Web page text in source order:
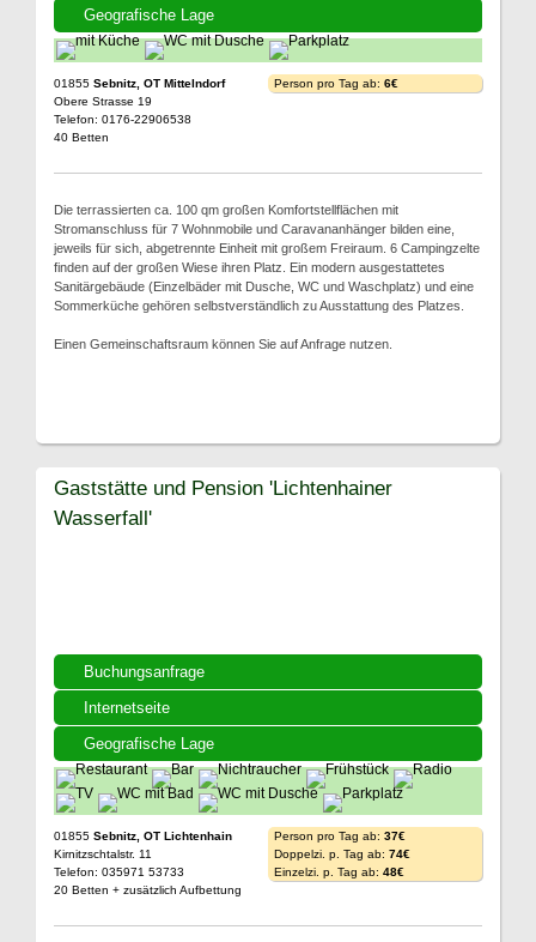
Geografische Lage
01855 Sebnitz, OT Mittelndorf
Obere Strasse 19
Telefon: 0176-22906538
40 Betten
Person pro Tag ab: 6€
Die terrassierten ca. 100 qm großen Komfortstellflächen mit
Stromanschluss für 7 Wohnmobile und Caravananhänger bilden eine,
jeweils für sich, abgetrennte Einheit mit großem Freiraum. 6 Campingzelte
finden auf der großen Wiese ihren Platz. Ein modern ausgestattetes
Sanitärgebäude (Einzelbäder mit Dusche, WC und Waschplatz) und eine
Sommerküche gehören selbstverständlich zu Ausstattung des Platzes.
Einen Gemeinschaftsraum können Sie auf Anfrage nutzen.
Buchungsanfrage
Internetseite
Geografische Lage
Gaststätte und Pension 'Lichtenhainer
Wasserfall'
01855 Sebnitz, OT Lichtenhain
Kirnitzschtalstr. 11
Telefon: 035971 53733
20 Betten + zusätzlich Aufbettung
Person pro Tag ab: 37€
Doppelzi. p. Tag ab: 74€
Einzelzi. p. Tag ab: 48€